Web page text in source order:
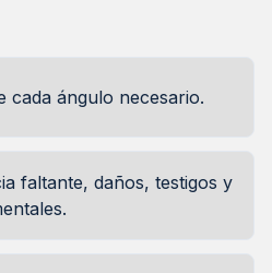
cada ángulo necesario.
faltante, daños, testigos y